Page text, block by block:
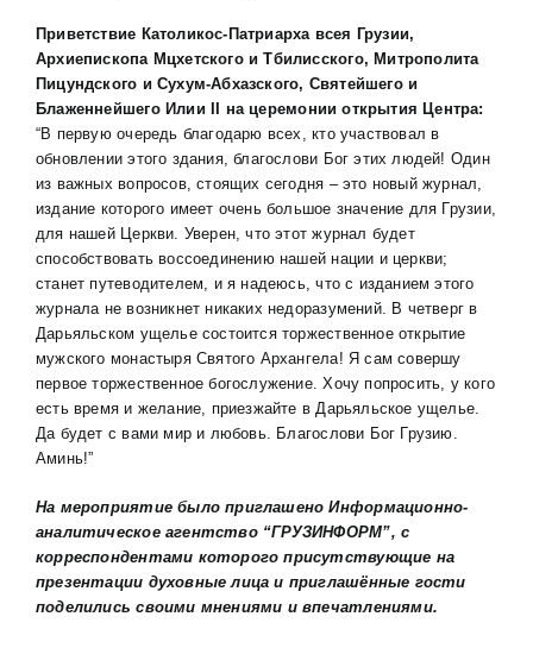
Приветствие Католикос-Патриарха всея Грузии,
Архиепископа Мцхетского и Тбилисского, Митрополита
Пицундского и Сухум-Абхазского, Святейшего и
Блаженнейшего Илии II на церемонии открытия Центра:
“В первую очередь благодарю всех, кто участвовал в
обновлении этого здания, благослови Бог этих людей! Один
из важных вопросов, стоящих сегодня – это новый журнал,
издание которого имеет очень большое значение для Грузии,
для нашей Церкви. Уверен, что этот журнал будет
способствовать воссоединению нашей нации и церкви;
станет путеводителем, и я надеюсь, что с изданием этого
журнала не возникнет никаких недоразумений. В четверг в
Дарьяльском ущелье состоится торжественное открытие
мужского монастыря Святого Архангела! Я сам совершу
первое торжественное богослужение. Хочу попросить, у кого
есть время и желание, приезжайте в Дарьяльское ущелье.
Да будет с вами мир и любовь. Благослови Бог Грузию.
Аминь!”
На мероприятие было приглашено Информационно-
аналитическое агентство “ГРУЗИНФОРМ”, c
корреспондентами которого присутствующие на
презентации духовные лица и приглашённые гости
поделились своими мнениями и впечатлениями.